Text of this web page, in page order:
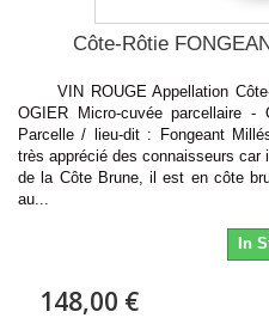
Côte-Rôtie
VIN ROUGE Appellation Côte-
OGIER Micro-cuvée parcellaire -
Parcelle / lieu-dit : Fongeant
très apprécié des connaisseurs
de la Côte Brune, il est en côte
au...
In
148,00 €